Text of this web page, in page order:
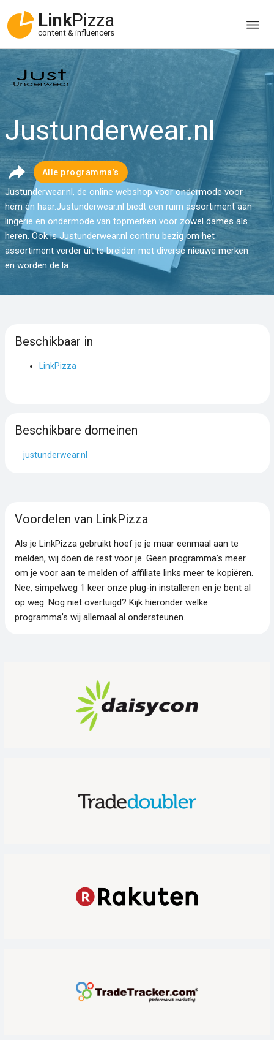
LinkPizza
content & influencers
Justunderwear.nl
Alle programma’s
Justunderwear.nl, de online webshop voor ondermode voor
hem én haar.Justunderwear.nl biedt een ruim assortiment aan
lingerie en ondermode van topmerken voor zowel dames als
heren. Ook is Justunderwear.nl continu bezig om het
assortiment verder uit te breiden met diverse nieuwe merken
en worden de la...
Beschikbaar in
LinkPizza
Beschikbare domeinen
justunderwear.nl
Voordelen van LinkPizza
Als je LinkPizza gebruikt hoef je je maar eenmaal aan te
melden, wij doen de rest voor je. Geen programma’s meer
om je voor aan te melden of affiliate links meer te kopiëren.
Nee, simpelweg 1 keer onze plug-in installeren en je bent al
op weg. Nog niet overtuigd? Kijk hieronder welke
programma’s wij allemaal al ondersteunen.